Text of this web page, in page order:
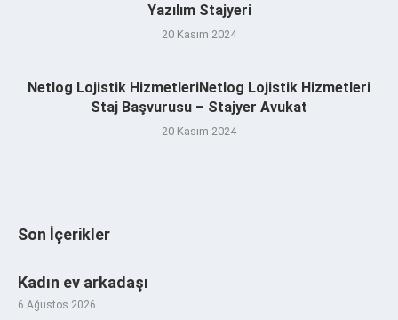
Yazılım Stajyeri
20 Kasım 2024
Netlog Lojistik HizmetleriNetlog Lojistik Hizmetleri
Staj Başvurusu – Stajyer Avukat
20 Kasım 2024
Son İçerikler
Kadın ev arkadaşı
6 Ağustos 2026